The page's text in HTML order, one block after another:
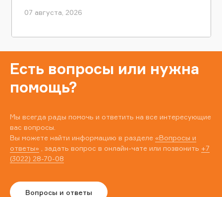
07 августа, 2026
Есть вопросы или нужна
помощь?
Мы всегда рады помочь и ответить на все интересующие
вас вопросы.
Вы можете найти информацию в разделе «Вопросы и
ответы» , задать вопрос в онлайн-чате или позвонить +7
(3022) 28-70-08
Вопросы и ответы